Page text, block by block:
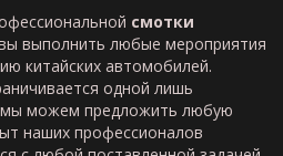
смотки
выполнить любые мероприятия
китайских автомобилей.
одной лишь
можем предложить любую
наших профессионалов